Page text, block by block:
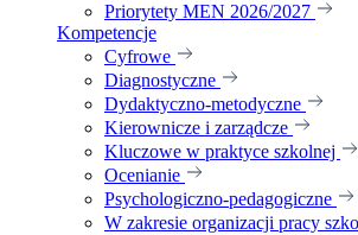
Priorytety MEN 2026/2027
Kompetencje
Cyfrowe
Diagnostyczne
Dydaktyczno-metodyczne
Kierownicze i zarządcze
Kluczowe w praktyce szkolnej
Ocenianie
Psychologiczno-pedagogiczne
W zakresie organizacji pracy